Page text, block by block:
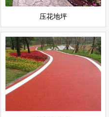
压花地坪
彩色透水地坪
运动场地坪
立即询问